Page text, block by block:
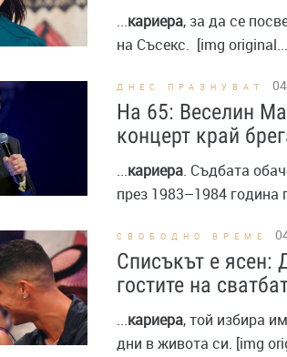
...кариера, за да се
на Съсекс. [img original...
ДНЕС ПРАЗНУВАТ
На 65: Веселин
концерт край
...кариера. Съдбата
през 1983–1984 година
СВОБОДНО ВРЕМЕ
Списъкът е
гостите на
...кариера, той избира
дни в живота си. [img